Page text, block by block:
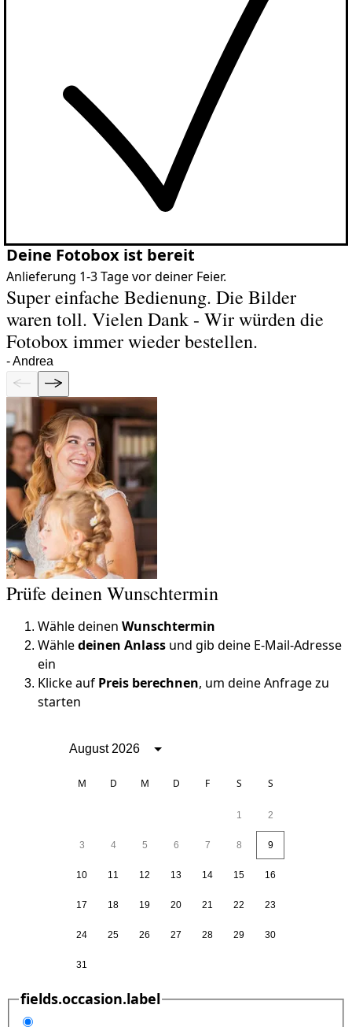
Deine Fotobox ist bereit
Anlieferung 1-3 Tage vor deiner Feier.
Super einfache Bedienung. Die Bilder
waren toll. Vielen Dank - Wir würden die
Fotobox immer wieder bestellen.
-Andrea
Prüfe deinen Wunschtermin
Wähle deinen Wunschtermin
Wähledeinen Anlass und gib deine E-Mail-Adresse
ein
Klicke auf Preis berechnen, um deine Anfrage zu
starten
August 2026
M D M D F S S
1 2
3 4 5 6 7 8 9
10 11 12 13 14 15 16
17 18 19 20 21 22 23
24 25 26 27 28 29 30
31
fields.occasion.label